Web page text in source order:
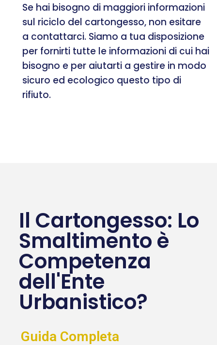
Se hai bisogno di maggiori informazioni
sul riciclo del cartongesso, non esitare
a contattarci. Siamo a tua disposizione
per fornirti tutte le informazioni di cui hai
bisogno e per aiutarti a gestire in modo
sicuro ed ecologico questo tipo di
rifiuto.
Il Cartongesso: Lo
Smaltimento è
Competenza
dell'Ente
Urbanistico?
Guida Completa